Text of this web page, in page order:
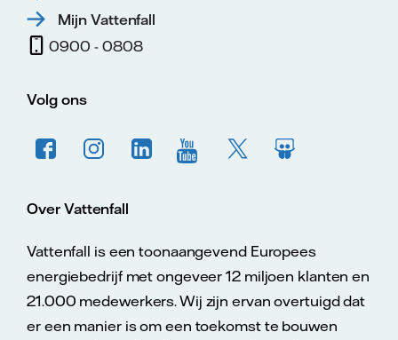
Mijn Vattenfall
0900 - 0808
Volg ons
Over Vattenfall
Vattenfall is een toonaangevend Europees
energiebedrijf met ongeveer 12 miljoen klanten en
21.000 medewerkers. Wij zijn ervan overtuigd dat
er een manier is om een toekomst te bouwen